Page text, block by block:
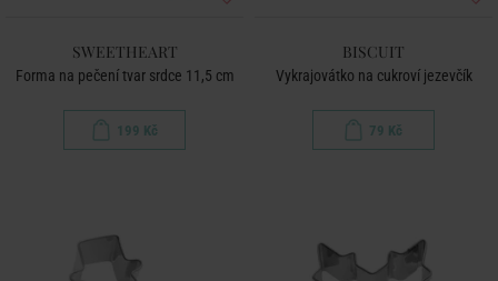
SWEETHEART
Forma na pečení tvar srdce 11,5 cm
199 Kč
BISCUIT
Vykrajovátko na cukroví jezevčík
79 Kč